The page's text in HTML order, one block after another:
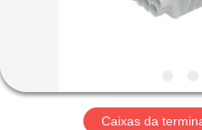
EXCURSÃO
Caixas da